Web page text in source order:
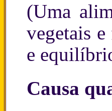
(Uma
vegetais
e
Causa